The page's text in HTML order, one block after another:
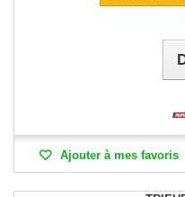
Ajouter à mes favoris